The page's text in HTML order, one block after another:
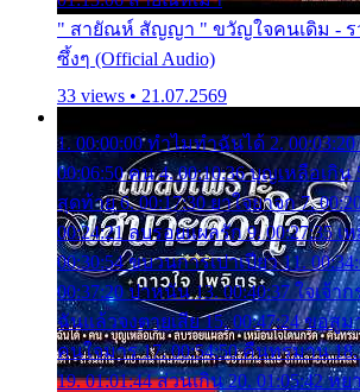
" สายัณห์ สัญญา " ขวัญใจคนเดิม - ร
ซึ้งๆ (Official Audio)
33 views • 21.07.2569
1. 00:00:00 ทำไมทำฉันได้ 2.
00:06:50 คน 4. 00:10:36 บุญเหลือเกิน
สุดท้าย 6. 00:17:30 ยาใจยาจก 7.
00:24:21 ลบรอยแผลรัก 9. 00:27:35
00:30:54 ขบวนการเปาเปียว 11.
00:37:20 ปาหนัน 13. 00:40:37 ใจเจ้า
ฉันแล้วจงตายเสีย 15. 00:47:24 ขอสูม
คนใจมาร 17. 00:54:50 คืนทรมาน
19. 01:01:44 ส่วนเกิน 20. 01:05:42